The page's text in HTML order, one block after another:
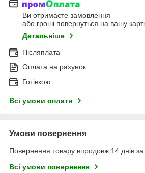
Ви отримаєте замовлення
або гроші повернуться на вашу
Детальніше
Післяплата
Оплата на рахунок
Готівкою
Всі умови оплати
Умови повернення
Повернення товару впродовж 14 днів
Всі умови повернення